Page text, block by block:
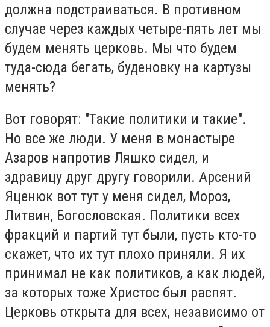
должна подстраиваться. В противном
случае через каждых четыре-пять лет мы
будем менять церковь. Мы что будем
туда-сюда бегать, буденовку на картузы
менять?
Вот говорят: "Такие политики и такие".
Но все же люди. У меня в монастыре
Азаров напротив Ляшко сидел, и
здравицу друг другу говорили. Арсений
Яценюк вот тут у меня сидел, Мороз,
Литвин, Богословская. Политики всех
фракций и партий тут были, пусть кто-то
скажет, что их тут плохо приняли. Я их
принимал не как политиков, а как людей,
за которых тоже Христос был распят.
Церковь открыта для всех, независимо от